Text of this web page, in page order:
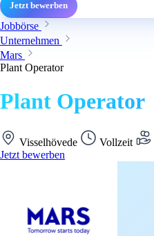
Jetzt bewerben
Jobbörse
Unternehmen
Mars
Plant Operator
Plant Operator
Visselhövede Vollzeit
Jetzt bewerben